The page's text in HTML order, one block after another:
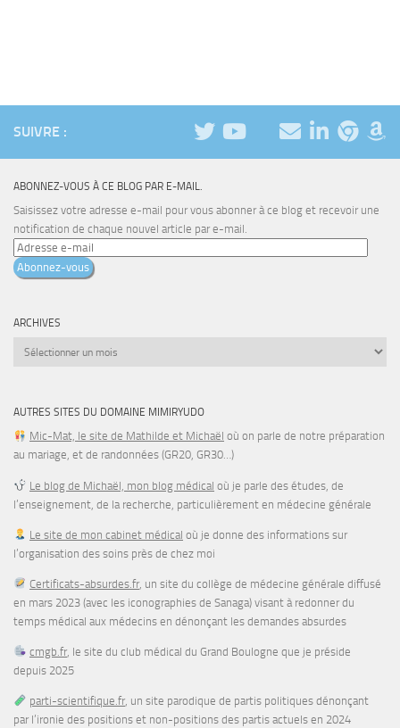
SUIVRE :
ABONNEZ-VOUS À CE BLOG PAR E-MAIL.
Saisissez votre adresse e-mail pour vous abonner à ce blog et recevoir une
notification de chaque nouvel article par e-mail.
Adresse
e-Abonnez-vous
ARCHIVES
Archives
AUTRES SITES DU DOMAINE MIMIRYUDO
Mic-Mat, le site de Mathilde et Michaël où on parle de notre préparation
au mariage, et de randonnées (GR20, GR30…)
Le blog de Michaël, mon blog médical où je parle des études, de
l’enseignement, de la recherche, particulièrement en médecine générale
Le site de mon cabinet médical où je donne des informations sur
l’organisation des soins près de chez moi
Certificats-absurdes.fr , un site du collège de médecine générale diffusé
en mars 2023 (avec les iconographies de Sanaga) visant à redonner du
temps médical aux médecins en dénonçant les demandes absurdes
cmgb.fr, le site du club médical du Grand Boulogne que je préside
depuis 2025
parti-scientifique.fr, un site parodique de partis politiques dénonçant
par l’ironie des positions et non-positions des partis actuels en 2024